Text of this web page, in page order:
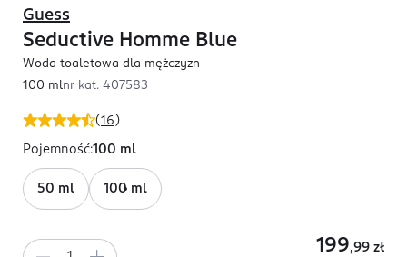
(16 )
Guess
Seductive Homme Blue
Woda toaletowa dla mężczyzn
100 mlnr kat. 407583
Pojemność:100 ml
50 ml 100 ml
199,99 zł